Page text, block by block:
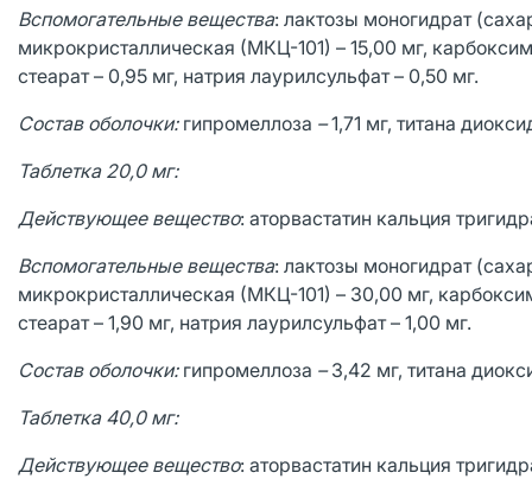
Вспомогательные вещества: лактозы моногидрат
микрокристаллическая (МКЦ-101) – 15,00 мг,
стеарат – 0,95 мг, натрия лаурилсульфат – 0,50 мг.
Состав оболочки: гипромеллоза –1,71 мг, титана
Таблетка 20,0 мг:
Действующее вещество: аторвастатин кальция
Вспомогательные вещества: лактозы моногидрат
микрокристаллическая (МКЦ-101) – 30,00 мг,
стеарат – 1,90 мг, натрия лаурилсульфат – 1,00 мг.
Состав оболочки: гипромеллоза –3,42 мг, титана
Таблетка 40,0 мг:
Действующее вещество: аторвастатин кальция